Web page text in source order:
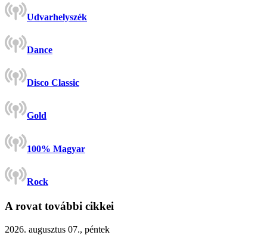
Udvarhelyszék
Dance
Disco Classic
Gold
100% Magyar
Rock
A rovat további cikkei
2026. augusztus 07., péntek